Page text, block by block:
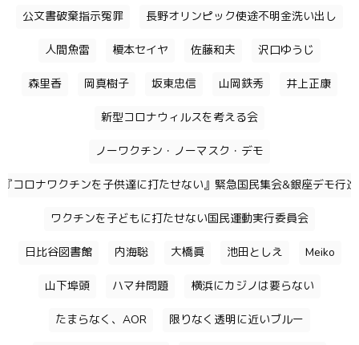
公文書破棄指示冤罪 長野オリンピック使途不明金洗い出し
人間魚雷 榎本セイヤ 佐藤和夫 沢口ゆうじ
森里香 岡真樹子 坂東忠信 山岡鉄秀 井上正康
新型コロナウィルスを考える会
ノーワクチン・ノーマスク・デモ
『コロナワクチンを子供達に打たせない』緊急国民集会&銀座デモ行進
ワクチンを子どもに打たせない国民運動実行委員会
日比谷図書館 内海聡 大橋眞 池田としえ Meiko
山下埠頭 ハマ弁問題 横浜にカジノは要らない
たまらなく、AOR 限りなく透明に近いブルー